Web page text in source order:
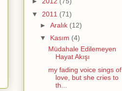
▼ 2011 (71)
► Aralık (12)
▼ Kasım (4)
Müdahale Edilemeyen
Hayat Akışı
my fading voice sings of
love, but she cries to
th...